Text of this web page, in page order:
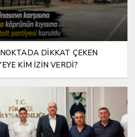
DİKKAT ÇEKEN
KİM İZİN VERDİ?